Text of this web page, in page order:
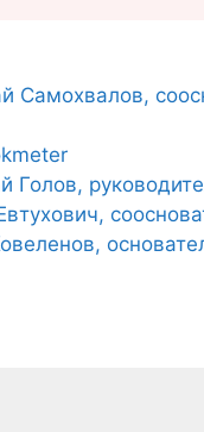
Самохвалов,
Голов,